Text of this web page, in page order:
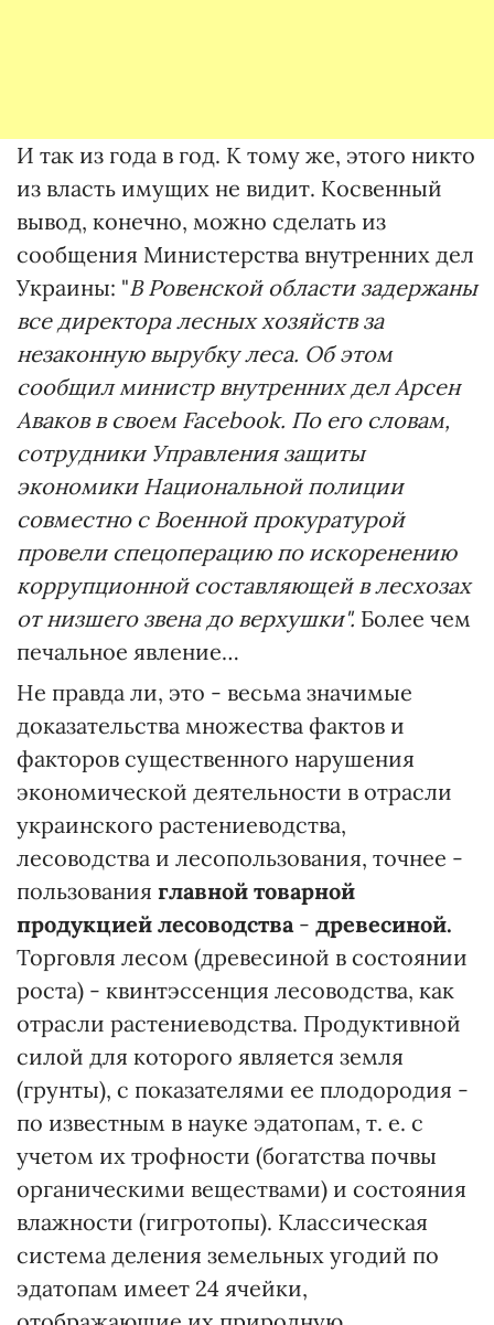
И так из года в год. К тому же, этого никто
из власть имущих не видит. Косвенный
вывод, конечно, можно сделать из
сообщения Министерства внутренних дел
Украины: "В Ровенской области задержаны
все директора лесных хозяйств за
незаконную вырубку леса. Об этом
сообщил министр внутренних дел Арсен
Аваков в своем Facebook. По его словам,
сотрудники Управления защиты
экономики Национальной полиции
совместно с Военной прокуратурой
провели спецоперацию по искоренению
коррупционной составляющей в лесхозах
от низшего звена до верхушки". Более чем
печальное явление…
Не правда ли, это - весьма значимые
доказательства множества фактов и
факторов существенного нарушения
экономической деятельности в отрасли
украинского растениеводства,
лесоводства и лесопользования, точнее -
пользования главной товарной
продукцией лесоводства- древесиной.
Торговля лесом (древесиной в состоянии
роста) - квинтэссенция лесоводства, как
отрасли растениеводства. Продуктивной
силой для которого является земля
(грунты), с показателями ее плодородия -
по известным в науке эдатопам, т. е. с
учетом их трофности (богатства почвы
органическими веществами) и состояния
влажности (гигротопы). Классическая
система деления земельных угодий по
эдатопам имеет 24 ячейки,